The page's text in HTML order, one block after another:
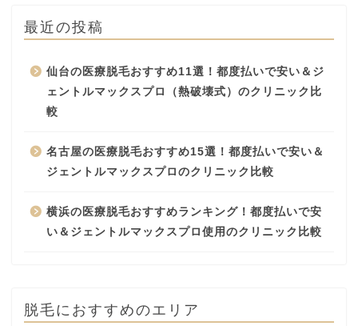
最近の投稿
仙台の医療脱毛おすすめ11選！都度払いで安い＆ジ
ェントルマックスプロ（熱破壊式）のクリニック比
較
名古屋の医療脱毛おすすめ15選！都度払いで安い＆
ジェントルマックスプロのクリニック比較
横浜の医療脱毛おすすめランキング！都度払いで安
い＆ジェントルマックスプロ使用のクリニック比較
脱毛におすすめのエリア